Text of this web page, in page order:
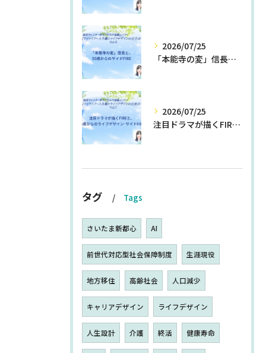
2026/07/25
「本能寺の変」信長と、55歳からのサイドFIRE
2026/07/25
注目ドラマが描くFIREと、55歳からのライフデザイン・サイドFIRE
タグ Tags
さいたま新都心 AI
前世代対応型社会保障制度 生涯現役
地方移住 高齢社会 人口減少
キャリアデザイン ライフデザイン
人生設計 介護 終活 健康寿命